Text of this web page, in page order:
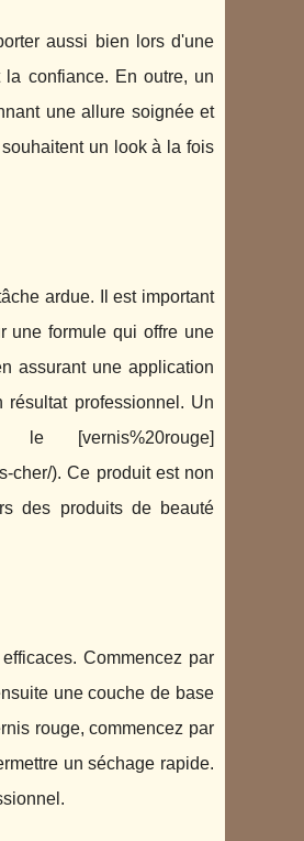
aussi bien lors d'une
confiance. En outre, un
une allure soignée et
un look à la fois
ardue. Il est important
une formule qui offre une
assurant une application
professionnel. Un
[vernis%20rouge]
cher/). Ce produit est non
des produits de beauté
Commencez par
une couche de base
rouge, commencez par
un séchage rapide.